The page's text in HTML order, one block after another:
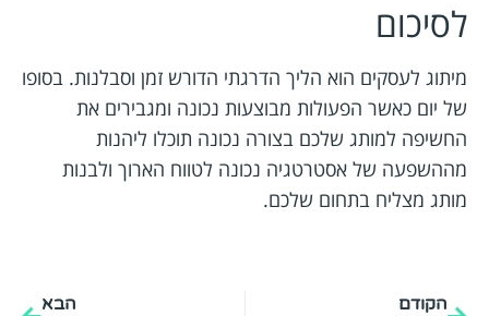
לסיכום
מיתוג לעסקים הוא הליך הדרגתי הדורש זמן וסבלנות. בסופו
של יום כאשר הפעולות מבוצעות נכונה ומגבירים את
החשיפה למותג שלכם בצורה נכונה תוכלו ליהנות
מההשפעה של אסטרטגיה נכונה לטווח הארוך ולבנות
מותג מצליח בתחום שלכם.
הקודם הבא